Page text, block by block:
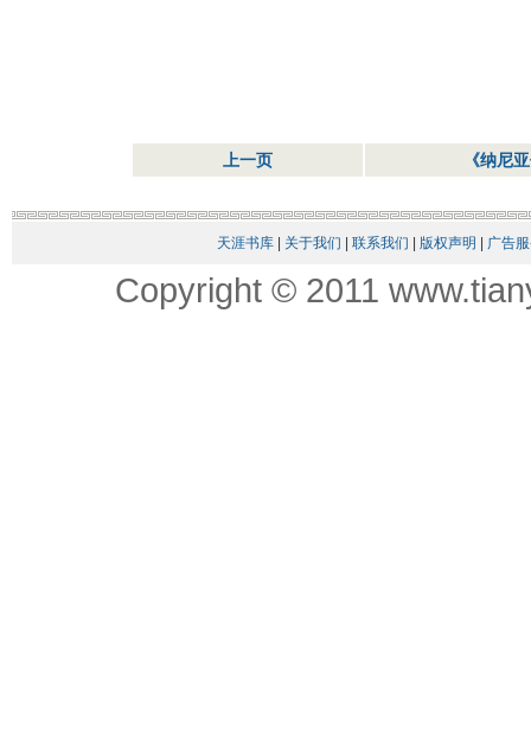
上一页 《纳尼
天涯书库| 关于我们 联系我们 版权声明 广告
Copyright © 2011